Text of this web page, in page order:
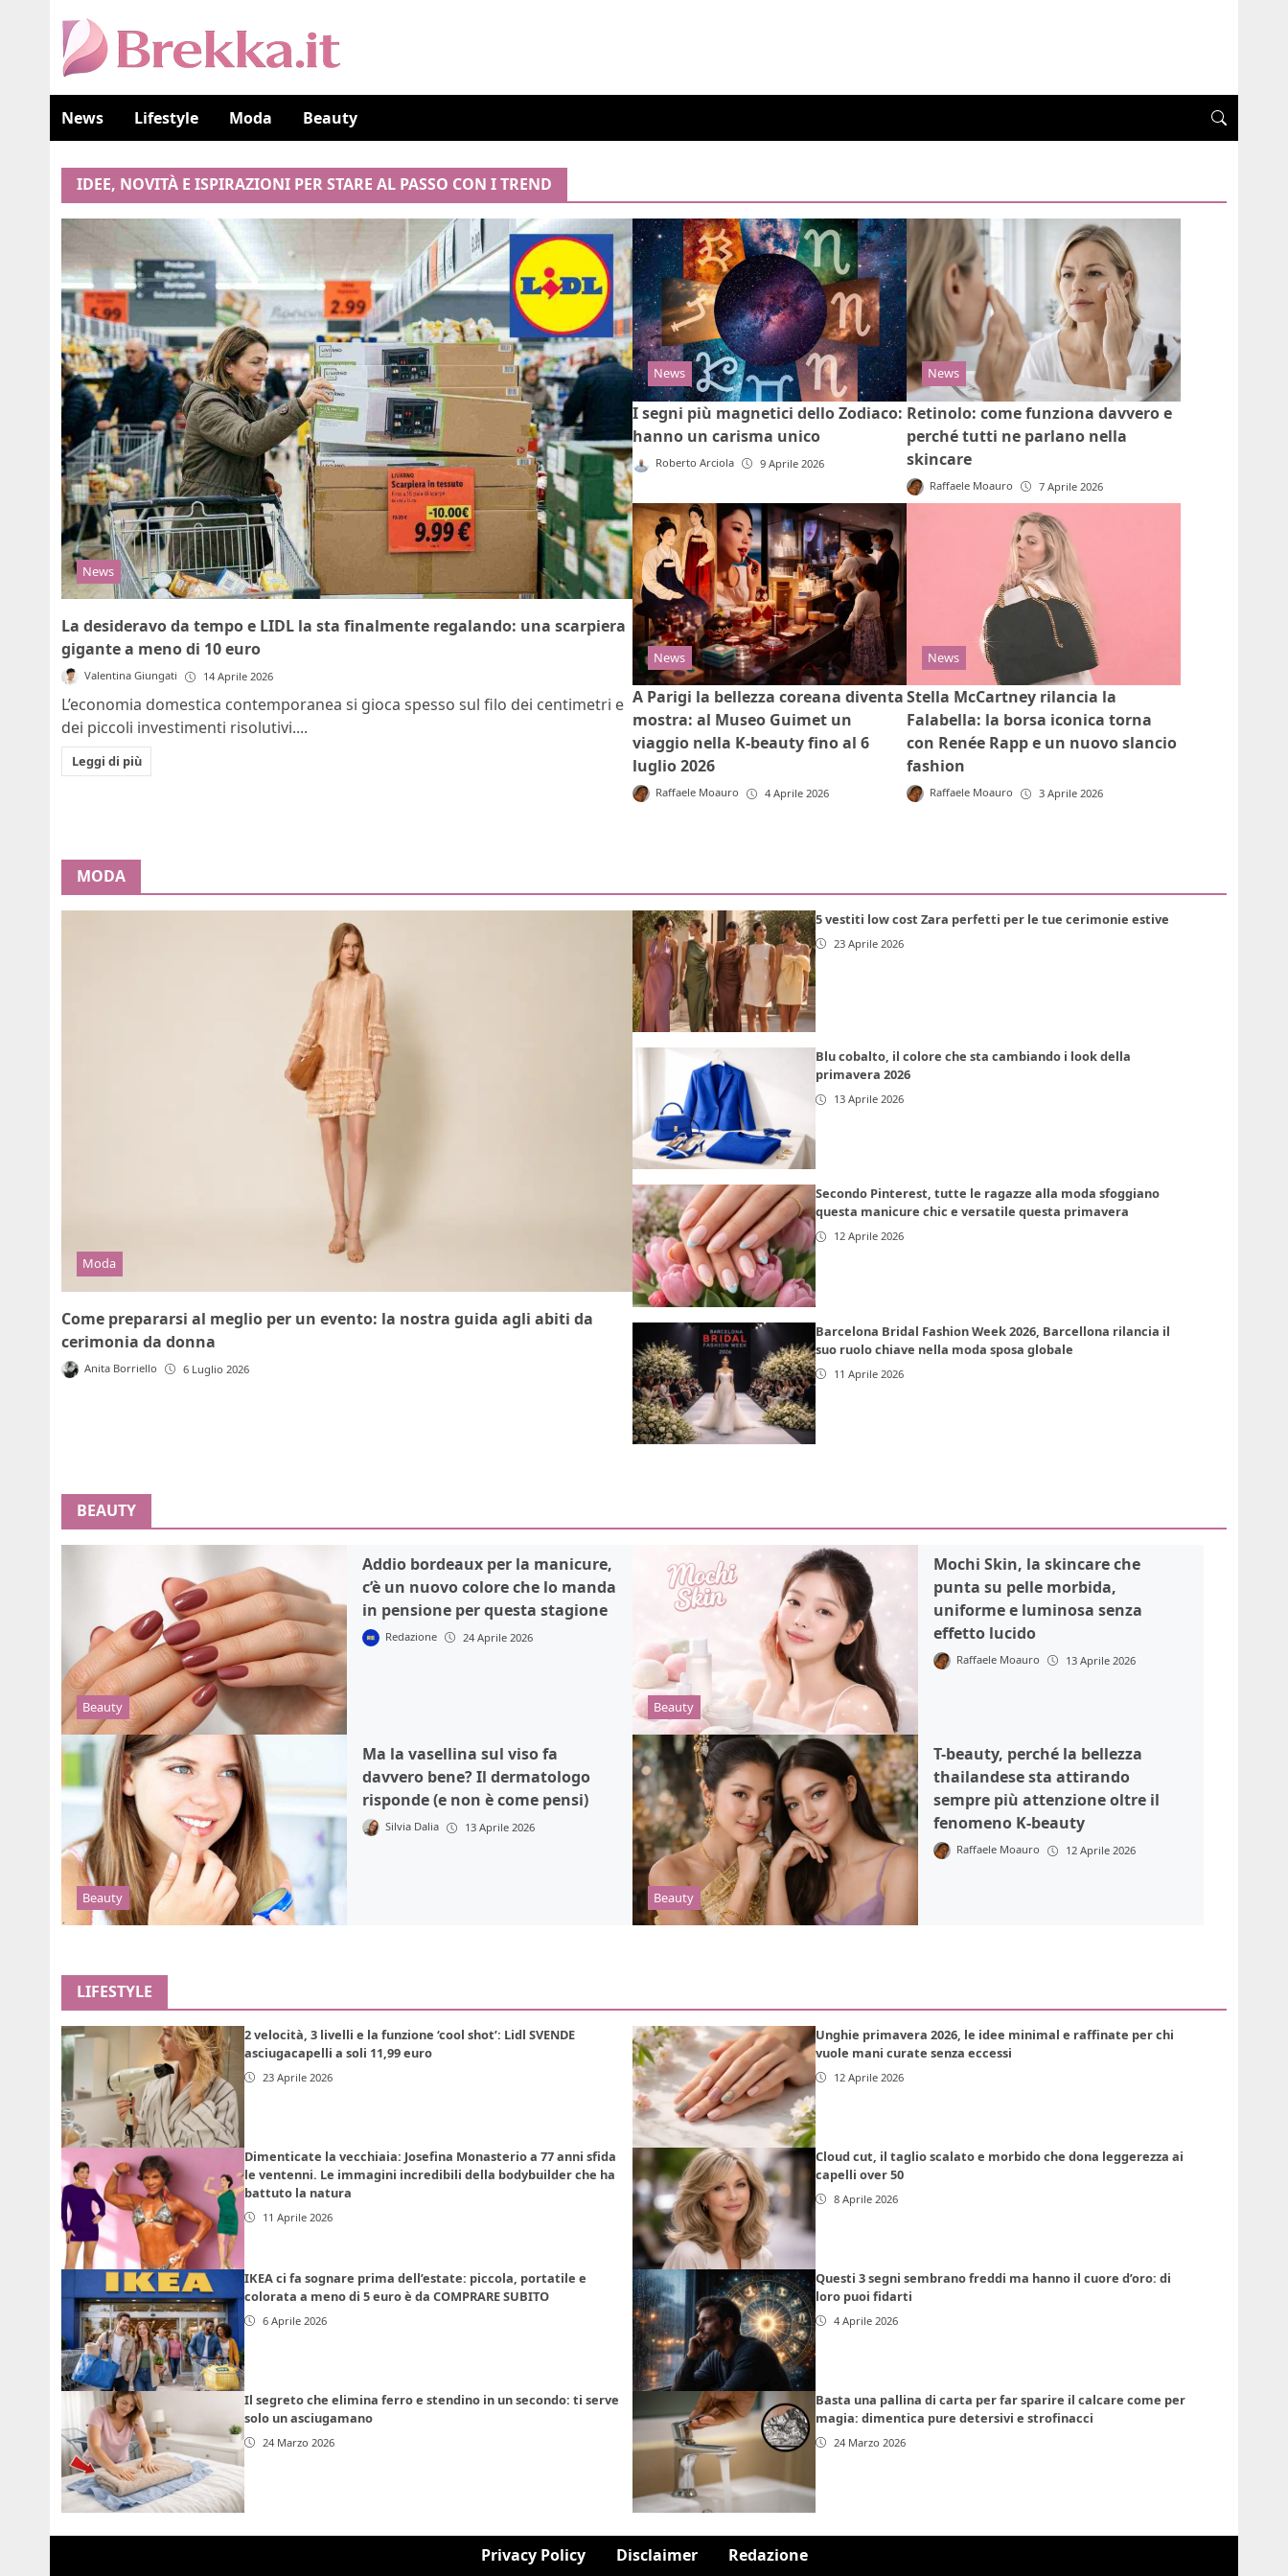
News Lifestyle Moda Beauty
IDEE, NOVITÀ E ISPIRAZIONI PER STARE AL PASSO CON I TREND
News
La desideravo da tempo e LIDL la sta finalmente regalando: una scarpiera
gigante a meno di 10 euro
Valentina Giungati 14 Aprile 2026
L’economia domestica contemporanea si gioca spesso sul filo dei centimetri e
dei piccoli investimenti risolutivi....
Leggi di più
News
I segni più magnetici dello Zodiaco:
hanno un carisma unico
Roberto Arciola 9 Aprile 2026
News
Retinolo: come funziona davvero e
perché tutti ne parlano nella
skincare
Raffaele Moauro 7 Aprile 2026
News
A Parigi la bellezza coreana diventa
mostra: al Museo Guimet un
viaggio nella K-beauty fino al 6
luglio 2026
Raffaele Moauro 4 Aprile 2026
News
Stella McCartney rilancia la
Falabella: la borsa iconica torna
con Renée Rapp e un nuovo slancio
fashion
Raffaele Moauro 3 Aprile 2026
MODA
Moda
Come prepararsi al meglio per un evento: la nostra guida agli abiti da
cerimonia da donna
Anita Borriello 6 Luglio 2026
5 vestiti low cost Zara perfetti per le tue cerimonie estive
23 Aprile 2026
Blu cobalto, il colore che sta cambiando i look della
primavera 2026
13 Aprile 2026
Secondo Pinterest, tutte le ragazze alla moda sfoggiano
questa manicure chic e versatile questa primavera
12 Aprile 2026
Barcelona Bridal Fashion Week 2026, Barcellona rilancia il
suo ruolo chiave nella moda sposa globale
11 Aprile 2026
BEAUTY
Beauty
Addio bordeaux per la manicure,
c’è un nuovo colore che lo manda
in pensione per questa stagione
Redazione 24 Aprile 2026
Beauty
Mochi Skin, la skincare che
punta su pelle morbida,
uniforme e luminosa senza
effetto lucido
Raffaele Moauro 13 Aprile 2026
Beauty
Ma la vasellina sul viso fa
davvero bene? Il dermatologo
risponde (e non è come pensi)
Silvia Dalia 13 Aprile 2026
Beauty
T-beauty, perché la bellezza
thailandese sta attirando
sempre più attenzione oltre il
fenomeno K-beauty
Raffaele Moauro 12 Aprile 2026
LIFESTYLE
2 velocità, 3 livelli e la funzione ‘cool shot’: Lidl SVENDE
asciugacapelli a soli 11,99 euro
23 Aprile 2026
Unghie primavera 2026, le idee minimal e raffinate per chi
vuole mani curate senza eccessi
12 Aprile 2026
Dimenticate la vecchiaia: Josefina Monasterio a 77 anni sfida
le ventenni. Le immagini incredibili della bodybuilder che ha
battuto la natura
11 Aprile 2026
Cloud cut, il taglio scalato e morbido che dona leggerezza ai
capelli over 50
8 Aprile 2026
IKEA ci fa sognare prima dell’estate: piccola, portatile e
colorata a meno di 5 euro è da COMPRARE SUBITO
6 Aprile 2026
Questi 3 segni sembrano freddi ma hanno il cuore d’oro: di
loro puoi fidarti
4 Aprile 2026
Il segreto che elimina ferro e stendino in un secondo: ti serve
solo un asciugamano
24 Marzo 2026
Basta una pallina di carta per far sparire il calcare come per
magia: dimentica pure detersivi e strofinacci
24 Marzo 2026
Privacy Policy Disclaimer Redazione